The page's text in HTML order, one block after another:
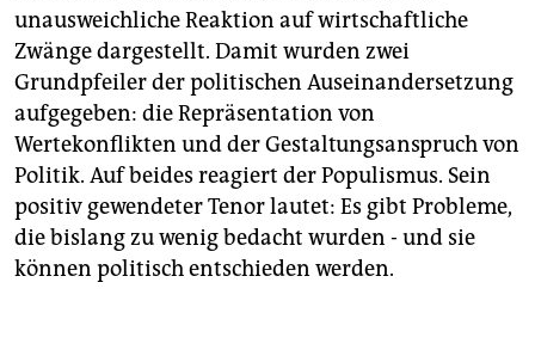
unausweichliche Reaktion auf wirtschaftliche
Zwänge dargestellt. Damit wurden zwei
Grundpfeiler der politischen Auseinandersetzung
aufgegeben: die Repräsentation von
Wertekonflikten und der Gestaltungsanspruch von
Politik. Auf beides reagiert der Populismus. Sein
positiv gewendeter Tenor lautet: Es gibt Probleme,
die bislang zu wenig bedacht wurden - und sie
können politisch entschieden werden.